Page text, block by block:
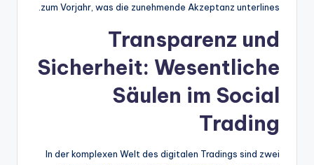
zum Vorjahr, was die zunehmende Akzeptanz unterlines.
Transparenz und
Sicherheit: Wesentliche
Säulen im Social
Trading
In der komplexen Welt des digitalen Tradings sind zwei